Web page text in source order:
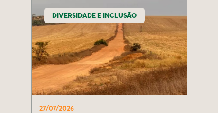
DIVERSIDADE E INCLUSÃO
27/07/2026